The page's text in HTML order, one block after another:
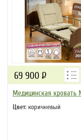
Медицинская кровать
Цвет: коричневый
69 900 Р